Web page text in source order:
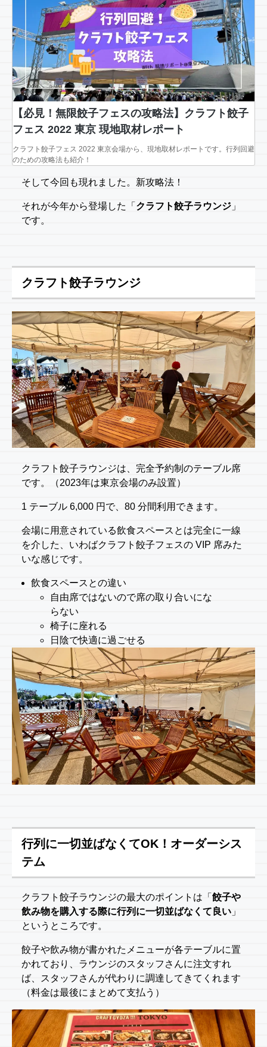
【必見！無限餃子フェスの攻略法】クラフト餃子
フェス 2022 東京 現地取材レポート
クラフト餃子フェス 2022 東京会場から、現地取材レポートです。行列回避
のための攻略法も紹介！
そして今回も現れました。新攻略法！
それが今年から登場した「 クラフト餃子ラウンジ 」
です。
クラフト餃子ラウンジ
クラフト餃子ラウンジは、完全予約制のテーブル席
です。（2023年は東京会場のみ設置）
1 テーブル 6,000 円で、80 分間利用できます。
会場に用意されている飲食スペースとは完全に一線
を介した、いわばクラフト餃子フェスの VIP 席みた
いな感じです。
飲食スペースとの違い
自由席ではないので席の取り合いにな
らない
椅子に座れる
日陰で快適に過ごせる
行列に一切並ばなくてOK！オーダーシス
テム
クラフト餃子ラウンジの最大のポイントは「 餃子や
飲み物を購入する際に行列に一切並ばなくて良い 」
というところです。
餃子や飲み物が書かれたメニューが各テーブルに置
かれており、ラウンジのスタッフさんに注文すれ
ば、スタッフさんが代わりに調達してきてくれます
（料金は最後にまとめて支払う）